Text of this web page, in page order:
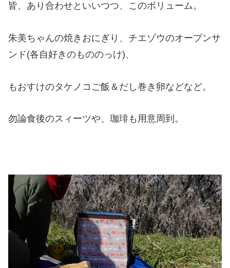
皆、あり合わせといいつつ、このボリューム。
朱美ちゃんの焼きおにぎり、チエゾウのオープンサ
ンド(各自好きのもののっけ)、
もおすけのタケノコご飯＆だし巻き卵などなど。
勿論食後のスィーツや、珈琲も用意周到。